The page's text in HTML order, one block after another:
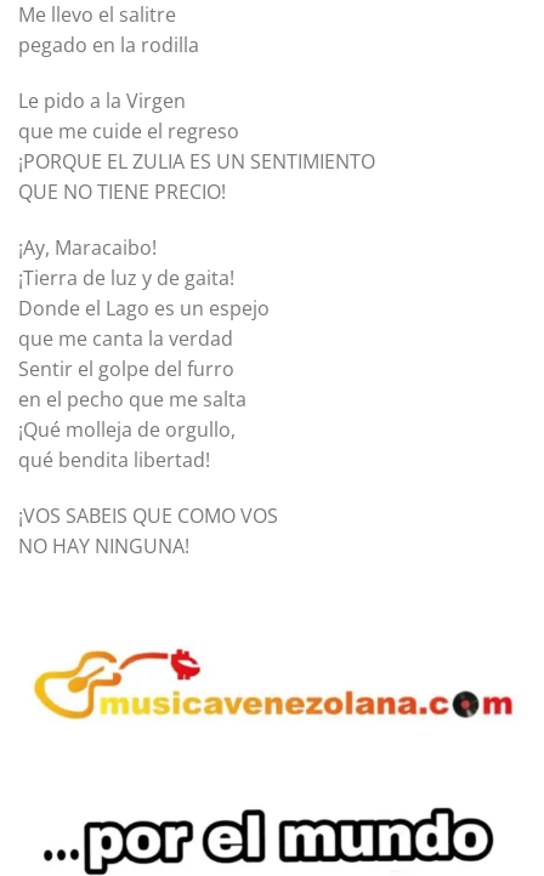
Me llevo el salitre
pegado en la rodilla
Le pido a la Virgen
que me cuide el regreso
¡PORQUE EL ZULIA ES UN SENTIMIENTO
QUE NO TIENE PRECIO!
¡Ay, Maracaibo!
¡Tierra de luz y de gaita!
Donde el Lago es un espejo
que me canta la verdad
Sentir el golpe del furro
en el pecho que me salta
¡Qué molleja de orgullo,
qué bendita libertad!
¡VOS SABEIS QUE COMO VOS
NO HAY NINGUNA!